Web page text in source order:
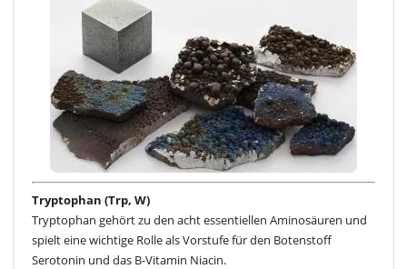
Tryptophan (Trp, W)
Tryptophan gehört zu den acht essentiellen Aminosäuren und
spielt eine wichtige Rolle als Vorstufe für den Botenstoff
Serotonin und das B-Vitamin Niacin.